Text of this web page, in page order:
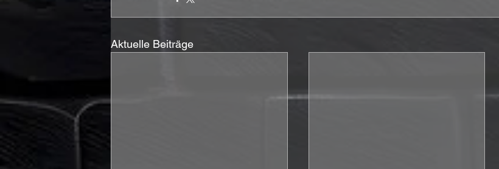
Aktuelle Beiträge